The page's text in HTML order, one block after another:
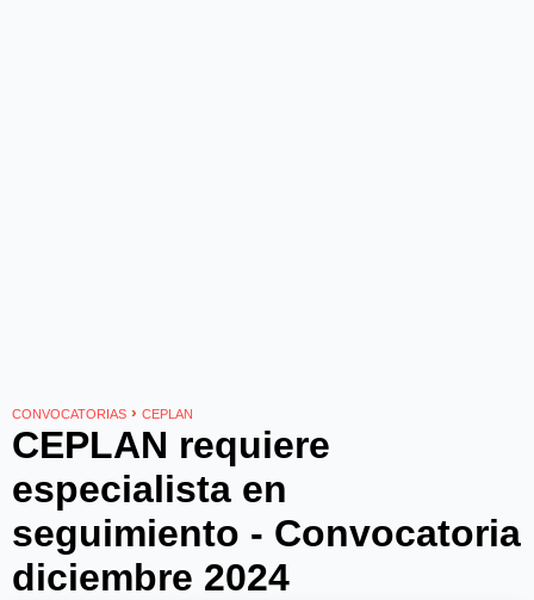
CONVOCATORIAS › CEPLAN
CEPLAN requiere
especialista en
seguimiento - Convocatoria
diciembre 2024